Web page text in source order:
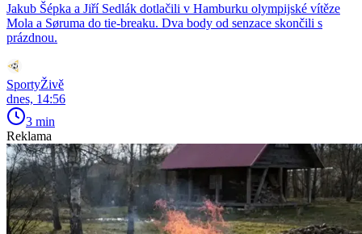
Jakub Šépka a Jiří Sedlák dotlačili v Hamburku olympijské vítěze
Mola a Søruma do tie-breaku. Dva body od senzace skončili s
prázdnou.
SportyŽivě
dnes, 14:56
3 min
Reklama